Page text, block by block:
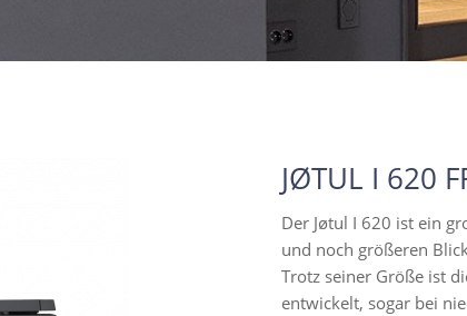
JØTUL I 620
Der Jøtul I 620 ist ein
und noch größeren
Trotz seiner Größe ist
entwickelt, sogar bei